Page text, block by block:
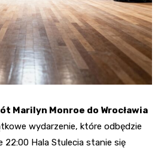
Marilyn Monroe do Wrocławia
wydarzenie, które odbędzie
22:00 Hala Stulecia stanie się